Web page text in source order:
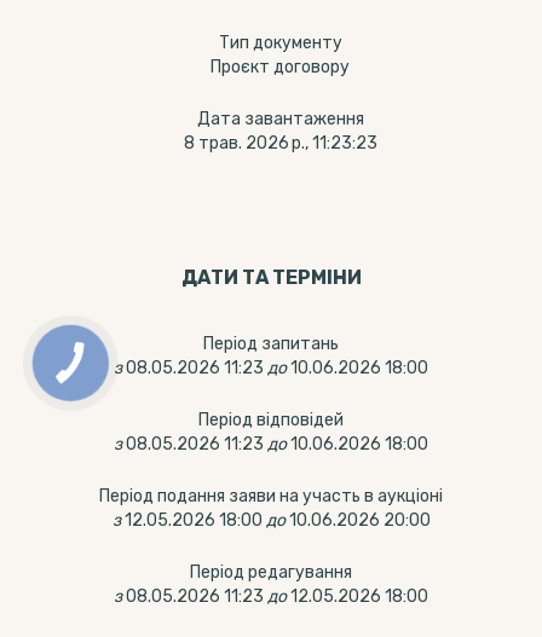
Тип документу
Проєкт договору
Дата завантаження
8 трав. 2026 р., 11:23:23
ДАТИ ТА ТЕРМIНИ
Період запитань
з08.05.2026 11:23 до10.06.2026 18:00
Період відповідей
з08.05.2026 11:23 до10.06.2026 18:00
Період подання заяви на участь в аукціоні
з 12.05.2026 18:00 до 10.06.2026 20:00
Період редагування
з08.05.2026 11:23 до12.05.2026 18:00